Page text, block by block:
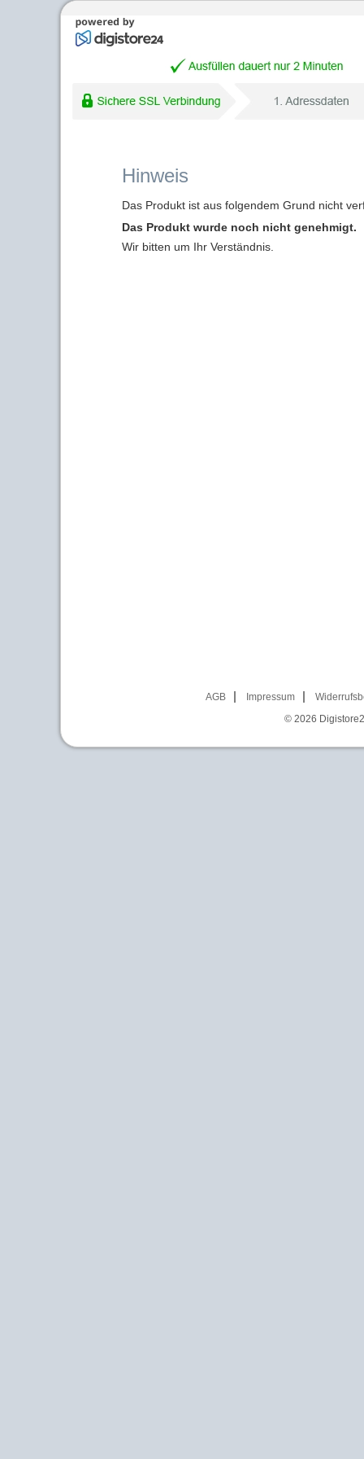
Hinweis
Das Produkt ist aus folgendem Grund nicht
Das Produkt wurde noch nicht genehmigt.
Wir bitten um Ihr Verständnis.
AGB Impressum
© 2026